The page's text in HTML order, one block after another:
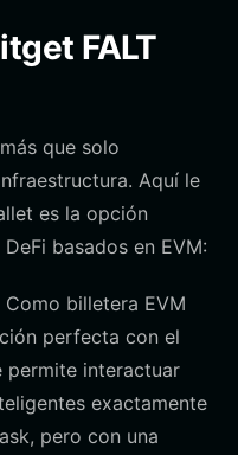
FALT
que solo
Aquí le
es la opción
basados en EVM:
Como billetera EVM
perfecta con el
permite interactuar
exactamente
pero con una